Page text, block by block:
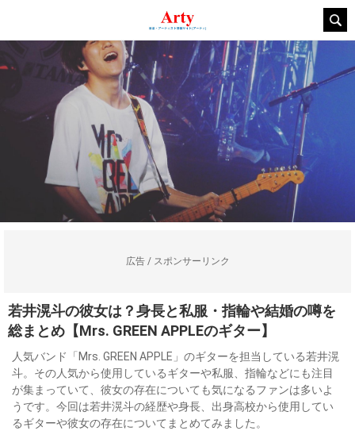
広告 / スポンサーリンク
若井滉斗の彼女は？身長と私服・指輪や結婚の噂を
総まとめ【Mrs. GREEN APPLEのギター】
人気バンド「Mrs. GREEN APPLE」のギターを担当している若井滉
斗。その人気から使用しているギターや私服、指輪などにも注目
が集まっていて、彼女の存在についても気になるファンは多いよ
うです。今回は若井滉斗の経歴や身長、出身高校から使用してい
るギターや彼女の存在についてまとめてみました。